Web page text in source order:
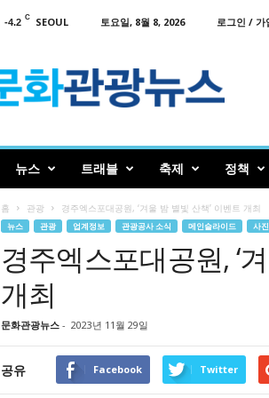
-4.2 C SEOUL 토요일, 8월 8, 2026
로그인 / 가
뉴스 트래블 축제 정책
홈 관광 경주엑스포대공원, ‘겨울 밤 별빛 산책’ 이벤트 개최
뉴스 관광 업계정보 관광공사 소식 메인슬라이드 사
경주엑스포대공원, ‘
개최
문화관광뉴스- 2023년 11월 29일
공유 Facebook Twitter